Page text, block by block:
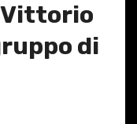
di